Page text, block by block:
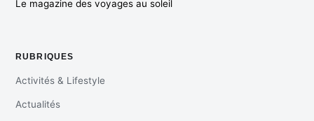
Le magazine des voyages au soleil
RUBRIQUES
Activités & Lifestyle
Actualités